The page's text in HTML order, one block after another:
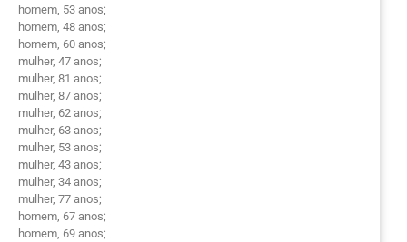
homem, 53 anos;
homem, 48 anos;
homem, 60 anos;
mulher, 47 anos;
mulher, 81 anos;
mulher, 87 anos;
mulher, 62 anos;
mulher, 63 anos;
mulher, 53 anos;
mulher, 43 anos;
mulher, 34 anos;
mulher, 77 anos;
homem, 67 anos;
homem, 69 anos;